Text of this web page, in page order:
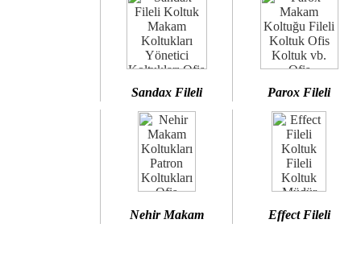
Sandax Fileli Parox Fileli
Nehir Makam Effect Fileli